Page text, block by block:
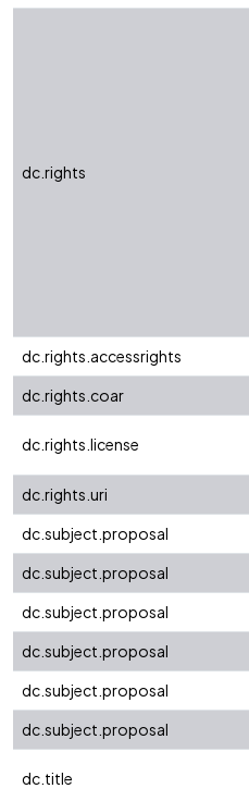
dc.rights
dc.rights.accessrights
dc.rights.coar
dc.rights.license
dc.rights.uri
dc.subject.proposal
dc.subject.proposal
dc.subject.proposal
dc.subject.proposal
dc.subject.proposal
dc.subject.proposal
dc.title